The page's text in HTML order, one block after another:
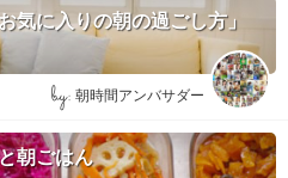
気に入りの朝の過ごし方」
by: 朝時間アンバサダー
朝ごはん